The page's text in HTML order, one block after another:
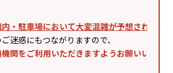
・駐車場において大変混雑が予想されます
迷惑にもつながりますので、
関をご利用いただきますようお願いいたし
08/02
】宇宙∞
2026/07/26 .Sun - 2026/07/26
.Sun
【GARDENS LIVE】岬なこ